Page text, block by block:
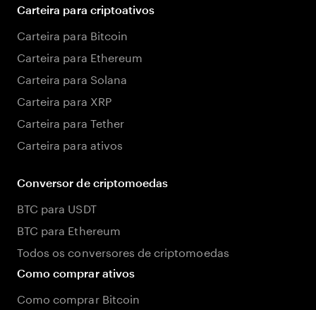
Carteira para criptoativos
Carteira para Bitcoin
Carteira para Ethereum
Carteira para Solana
Carteira para XRP
Carteira para Tether
Carteira para ativos
Conversor de criptomoedas
BTC para USDT
BTC para Ethereum
Todos os conversores de criptomoedas
Como comprar ativos
Como comprar Bitcoin